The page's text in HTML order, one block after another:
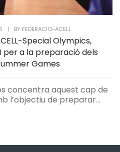
| BY FEDERACIO-ACELL
Special Olympics,
per a la preparació dels
Games
concentra aquest cap de
l’objectiu de preparar...